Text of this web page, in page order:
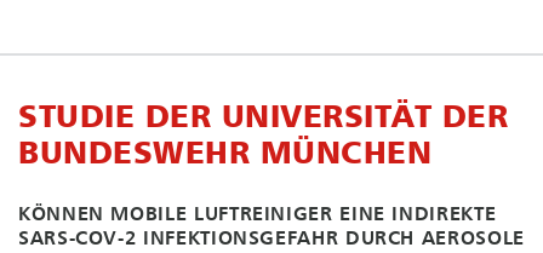
STUDIE DER UNIVERSITÄT DER
BUNDESWEHR MÜNCHEN
KÖNNEN MOBILE LUFTREINIGER EINE INDIREKTE
SARS-COV-2 IN­FEK­TI­ONS­GE­FAHR DURCH AEROSOLE